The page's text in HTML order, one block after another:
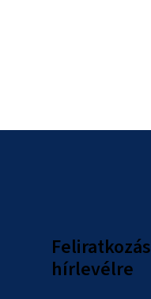
Feliratkozás
hírlevélre